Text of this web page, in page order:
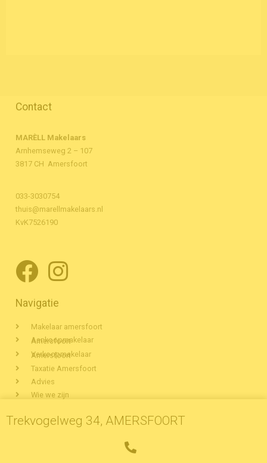
Contact
MARÈLL Makelaars
Arnhemseweg 2 – 107
3817 CH Amersfoort
033-3030754
thuis@marellmakelaars.nl
KvK7526190
Navigatie
Makelaar amersfoort
Aankoopmakelaar Amersfoort
Verkoopmakelaar Amersfoort
Taxatie Amersfoort
Advies
Wie we zijn
Veelgestelde vragen
Trekvogelweg 34, AMERSFOORT